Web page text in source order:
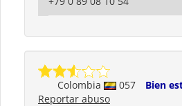
Colombia 057
Bien
Reportar abuso